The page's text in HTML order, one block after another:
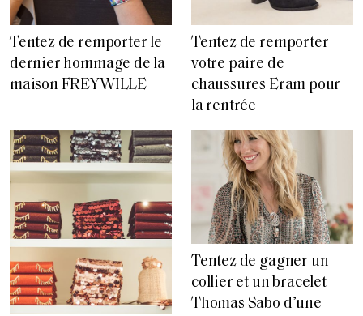
Tentez de remporter le
dernier hommage de la
maison FREYWILLE
Tentez de remporter
votre paire de
chaussures Eram pour
la rentrée
Tentez de gagner un
collier et un bracelet
Thomas Sabo d’une